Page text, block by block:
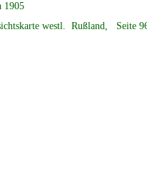
1905
westl. Rußland, Seite